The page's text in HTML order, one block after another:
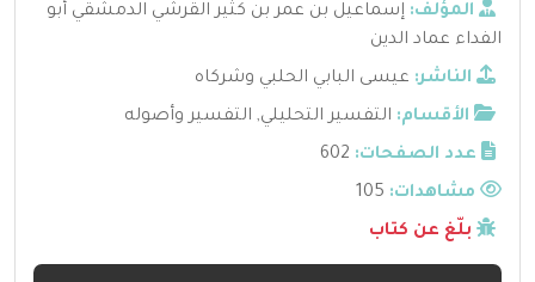
المؤلف: إسماعيل بن عمر بن كثير القرشي الدمشقي أبو
الفداء عماد الدين
الناشر: عيسى البابي الحلبي وشركاه
الأقسام: التفسير التحليلي, التفسير وأصوله
عدد الصفحات: 602
مشاهدات:
بلّغ عن كتاب